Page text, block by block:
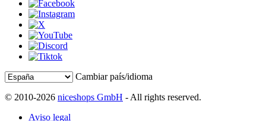
Cambiar país/idioma
© 2010-2026 niceshops GmbH - All rights reserved.
Aviso legal